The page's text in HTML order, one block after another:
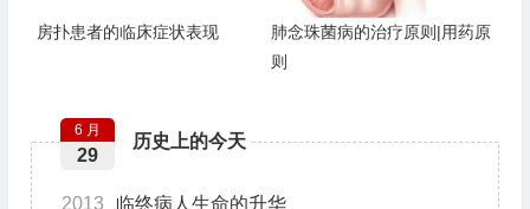
房扑患者的临床症状表现
肺念珠菌病的治疗原则|用药原
则
历史上的今天
6 月
29
2013 临终病人生命的升华